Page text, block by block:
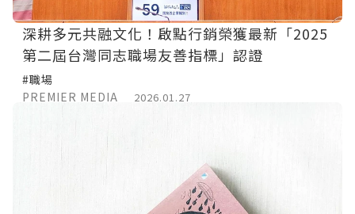
深耕多元共融文化！啟點行銷榮獲最新「2025
第二屆台灣同志職場友善指標」認證
#職場
PREMIER MEDIA
2026.01.27